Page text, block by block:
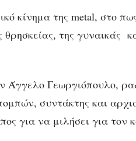
κίνημα της metal, στο
της γυναικάς
Άγγελο Γεωργιόπουλο,
συντάκτης και
για να μιλήσει για τον